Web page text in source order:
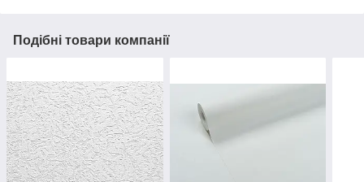
Подібні товари компанії